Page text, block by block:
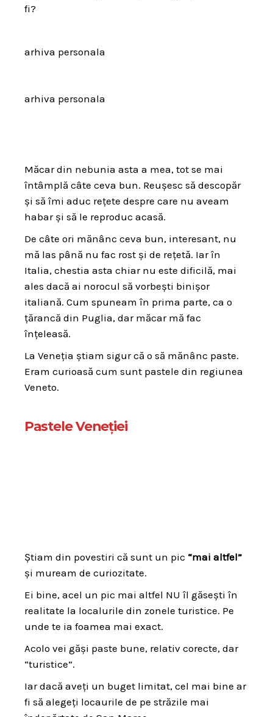
fi?
arhiva personala
arhiva personala
Măcar din nebunia asta a mea, tot se mai
întâmplă câte ceva bun. Reușesc să descopăr
și să îmi aduc rețete despre care nu aveam
habar și să le reproduc acasă.
De câte ori mănânc ceva bun, interesant, nu
mă las până nu fac rost și de rețetă. Iar în
Italia, chestia asta chiar nu este dificilă, mai
ales dacă ai norocul să vorbești binișor
italiană. Cum spuneam în prima parte, ca o
țărancă din Puglia, dar măcar mă fac
înțeleasă.
La Veneția știam sigur că o să mănânc paste.
Eram curioasă cum sunt pastele din regiunea
Veneto.
Pastele Veneției
Știam din povestiri că sunt un pic “mai altfel”
și muream de curiozitate.
Ei bine, acel un pic mai altfel NU îl găsești în
realitate la localurile din zonele turistice. Pe
unde te ia foamea mai exact.
Acolo vei găși paste bune, relativ corecte, dar
“turistice”.
Iar dacă aveți un buget limitat, cel mai bine ar
fi să alegeți locaurile de pe străzile mai